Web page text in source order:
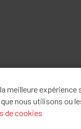
meilleure expérience
nous utilisons ou
de cookies